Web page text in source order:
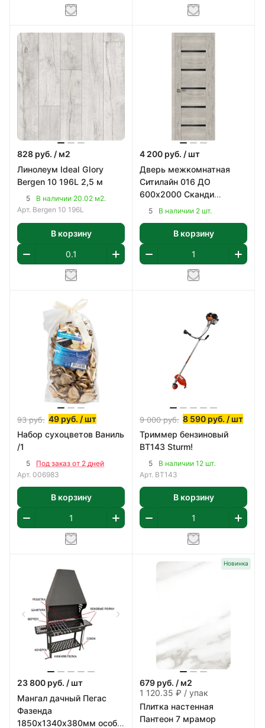
828 руб. / м2
Линолеум Ideal Glory
Bergen 10 196L 2,5 м
5
В наличии 20.02 м2.
Арт. Bergen 10 196L
В корзину
4 200 руб. / шт
Дверь межкомнатная
Ситилайн 016 ДО
600х2000 Сканди
5 В наличии 2 шт.
В корзину
93руб. 49 руб. / шт
Набор сухоцветов Ваниль
/1
5
Под заказ от 2 дней
Арт. 006983
В корзину
9 000руб. 8 590 руб. / шт
Триммер бензиновый
BT143 Sturm!
5
В наличии 12 шт.
Арт. BT143
В корзину
23 800 руб. / шт
Мангал дачный Пегас
Фазенда
1850х1340х380мм особо
Новинка
679 руб. / м2
1 120.35 ₽ / упак
Плитка настенная
Пантеон 7 мрамор